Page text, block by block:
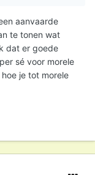
"grapt"
onze
niet. Wat
ons dat God
kunnen? En
van
aanvaarde
te tonen wat
dat er goede
sé voor morele
je tot morele